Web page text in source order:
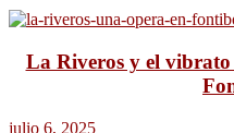
La Riveros y el
julio 6, 2025